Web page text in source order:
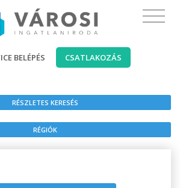
BELÉPÉS CSATLAKOZÁS
RÉSZLETES KERESÉS
RÉGIÓK